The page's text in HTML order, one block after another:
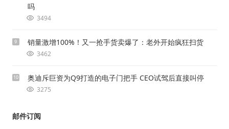
吗
3494
9 销量激增100%！又一抢手货卖爆了：老外开始疯狂扫货
3462
10 奥迪斥巨资为Q9打造的电子门把手 CEO试驾后直接叫停
3275
邮件订阅